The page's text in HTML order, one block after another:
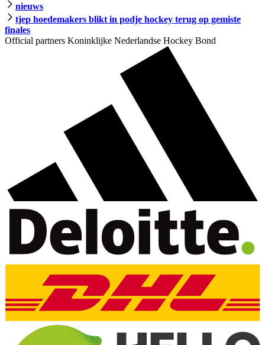
nieuws
tjep hoedemakers blikt in podje hockey terug op gemiste
finales
Official partners Koninklijke Nederlandse Hockey Bond